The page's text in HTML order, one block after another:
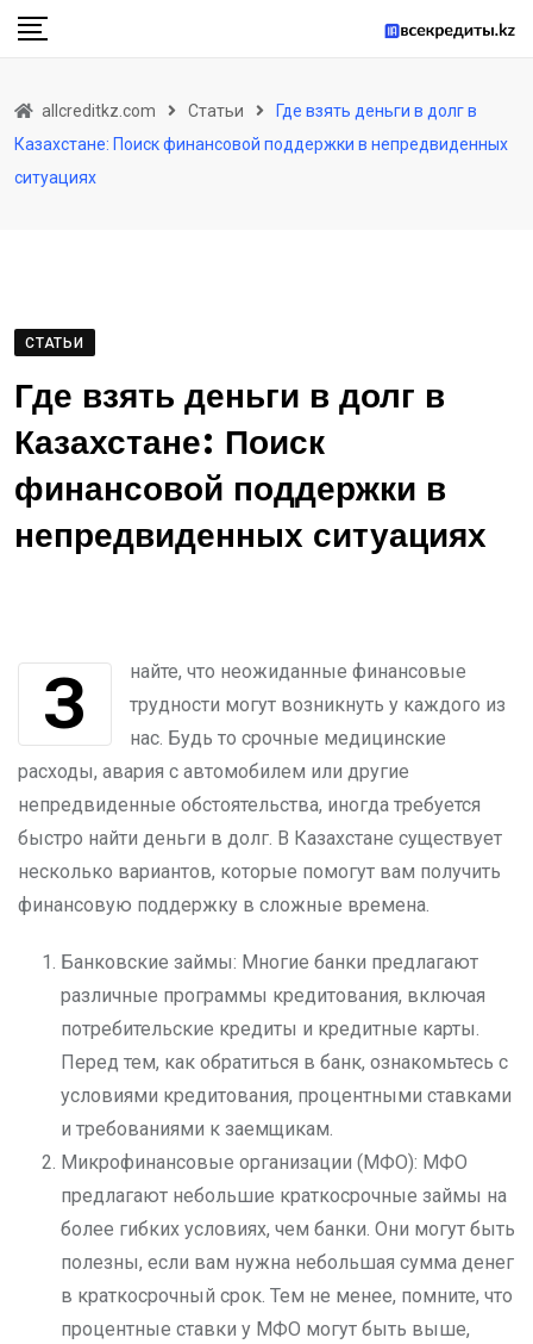
Skip
allcreditkz.com Статьи
Где взять деньги в долг в
Казахстане: Поиск финансовой поддержки в непредвиденных
ситуациях
СТАТЬИ
Где взять деньги в долг в
Казахстане: Поиск
финансовой поддержки в
непредвиденных ситуациях
Знайте, что неожиданные финансовые
трудности могут возникнуть у каждого из
нас. Будь то срочные медицинские
расходы, авария с автомобилем или другие
непредвиденные обстоятельства, иногда требуется
быстро найти деньги в долг. В Казахстане существует
несколько вариантов, которые помогут вам получить
финансовую поддержку в сложные времена.
Банковские займы: Многие банки предлагают
различные программы кредитования, включая
потребительские кредиты и кредитные карты.
Перед тем, как обратиться в банк, ознакомьтесь с
условиями кредитования, процентными ставками
и требованиями к заемщикам.
Микрофинансовые организации (МФО): МФО
предлагают небольшие краткосрочные займы на
более гибких условиях, чем банки. Они могут быть
полезны, если вам нужна небольшая сумма денег
в краткосрочный срок. Тем не менее, помните, что
процентные ставки у МФО могут быть выше,